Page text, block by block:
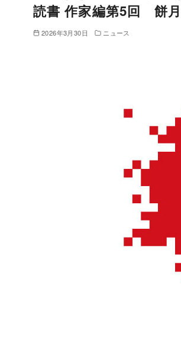
読書 作家編第5回 餅
2026年3月30日 ニュース